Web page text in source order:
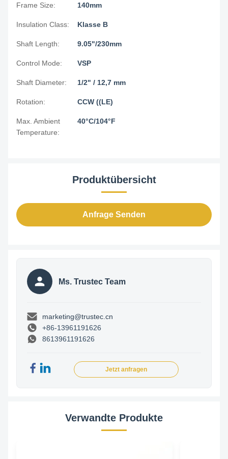
Frame Size: 140mm
Insulation Class: Klasse B
Shaft Length: 9.05"/230mm
Control Mode: VSP
Shaft Diameter: 1/2" / 12,7 mm
Rotation: CCW ((LE)
Max. Ambient
Temperature:
40°C/104°F
Produktübersicht
Anfrage Senden
Ms. Trustec Team
marketing@trustec.cn
+86-13961191626
8613961191626
Jetzt anfragen
Verwandte Produkte